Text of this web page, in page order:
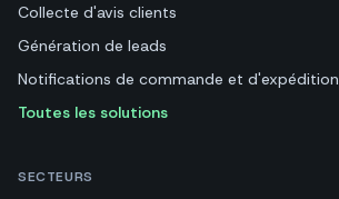
Collecte d'avis clients
Génération de leads
Notifications de commande et d'expédition
Toutes les solutions
SECTEURS